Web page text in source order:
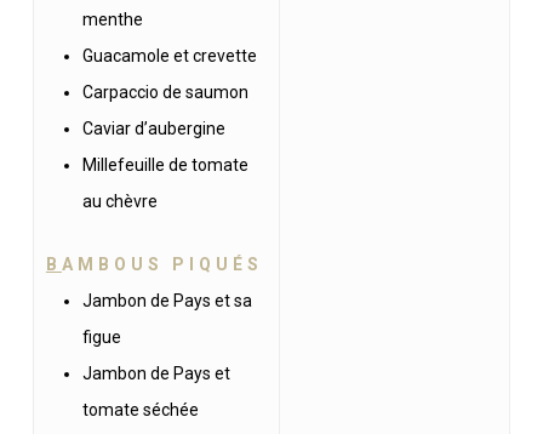
menthe
Guacamole et crevette
Carpaccio de saumon
Caviar d’aubergine
Millefeuille de tomate
au chèvre
B AMBOUS PIQUÉS
Jambon de Pays et sa
figue
Jambon de Pays et
tomate séchée